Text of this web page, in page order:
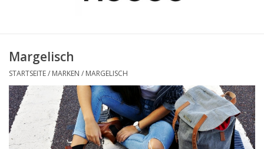
Accessoires
Home
Stores
Margelisch
STARTSEITE/ MARKEN / MARGELISCH